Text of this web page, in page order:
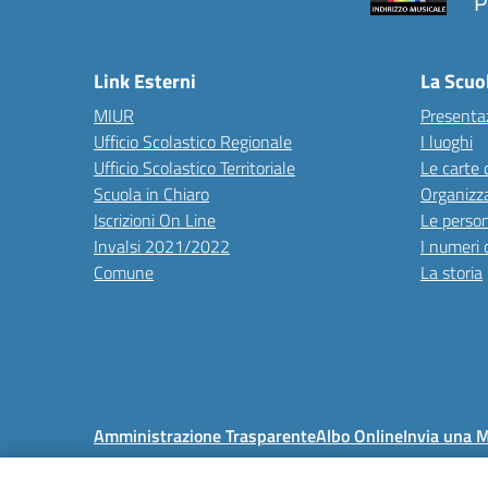
Link Esterni
MIUR
Ufficio Scolastico Regionale
Ufficio Scolastico Territoriale
Scuola in Chiaro
Iscrizioni On Line
Invalsi 2021/2022
Comune
La
I luoghi
Le carte
Le
I numeri
La storia
Amministrazione TrasparenteAlbo OnlineInvia una